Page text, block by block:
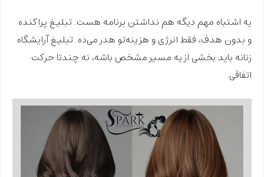
یه اشتباه مهم دیگه هم نداشتن برنامه‌ هست. تبلیغ پراکنده
و بدون هدف، فقطانرژی و هزینه‌تو هدر می‌ده. تبلیغ آرایشگاه
زنانه باید بخشی از یه مسیر مشخص باشه، نه چندتا حرکت
اتفاقی.